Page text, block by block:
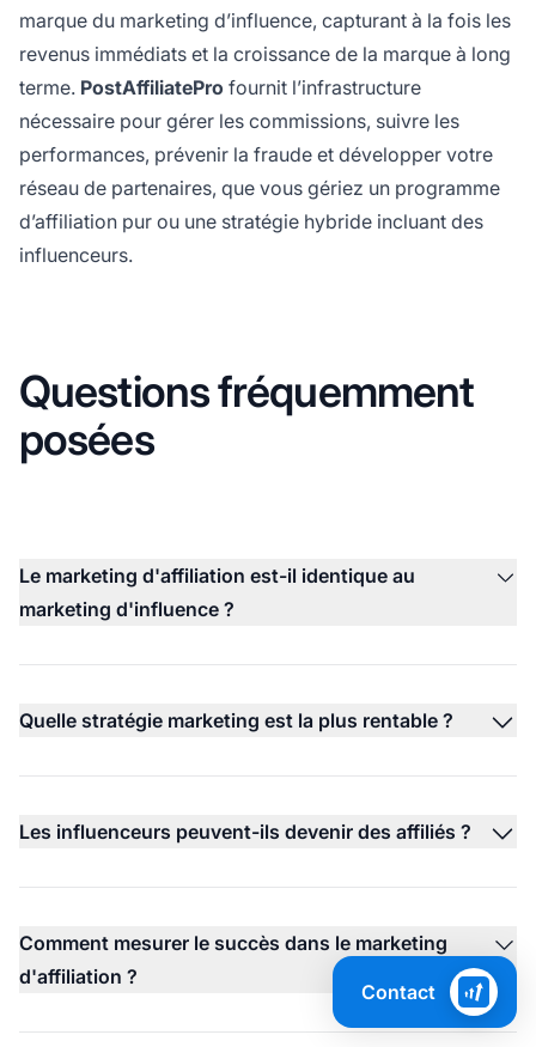
marque du marketing d’influence, capturant à la fois les
revenus immédiats et la croissance de la marque à long
terme. PostAffiliatePro fournit l’infrastructure
nécessaire pour gérer les commissions, suivre les
performances, prévenir la fraude et développer votre
réseau de partenaires, que vous gériez un programme
d’affiliation pur ou une stratégie hybride incluant des
influenceurs.
Questions fréquemment
posées
Le marketing d'affiliation est-il identique au
marketing d'influence ?
Quelle stratégie marketing est la plus rentable ?
Les influenceurs peuvent-ils devenir des affiliés ?
Comment mesurer le succès dans le marketing
d'affiliation ?
Contact